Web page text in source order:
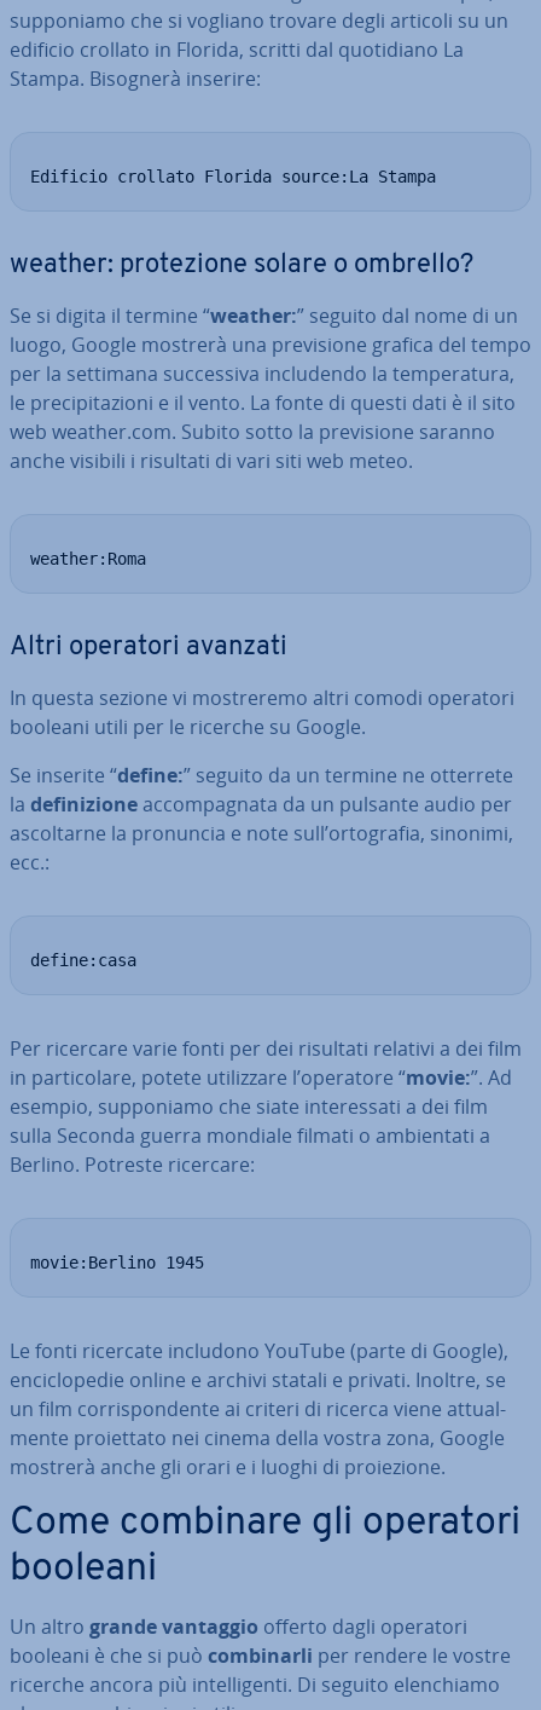
sup­po­nia­mo che si vogliano trovare degli articoli su un
edificio crollato in Florida, scritti dal quo­ti­dia­no La
Stampa. Bisognerà inserire:
Edificio crollato Florida source:La Stampa
weather: pro­te­zio­ne solare o ombrello?
Se si digita il termine “weather:” seguito dal nome di un
luogo, Google mostrerà una pre­vi­sio­ne grafica del tempo
per la settimana suc­ces­si­va in­clu­den­do la tem­pe­ra­tu­ra,
le pre­ci­pi­ta­zio­ni e il vento. La fonte di questi dati è il sito
web weather.com. Subito sotto la pre­vi­sio­ne saranno
anche visibili i risultati di vari siti web meteo.
weather:Roma
Altri operatori avanzati
In questa sezione vi mo­stre­re­mo altri comodi operatori
booleani utili per le ricerche su Google.
Se inserite “define:” seguito da un termine ne otterrete
la de­fi­ni­zio­neac­com­pa­gna­ta da un pulsante audio per
ascol­tar­ne la pronuncia e note sull’or­to­gra­fia, sinonimi,
ecc.:
define:casa
Per ricercare varie fonti per dei risultati relativi a dei film
in par­ti­co­la­re, potete uti­liz­za­re l’operatore “movie:”. Ad
esempio, sup­po­nia­mo che siate in­te­res­sa­ti a dei film
sulla Seconda guerra mondiale filmati o am­bien­ta­ti a
Berlino. Potreste ricercare:
movie:Berlino 1945
Le fonti ricercate includono YouTube (parte di Google),
en­ci­clo­pe­die online e archivi statali e privati. Inoltre, se
un film cor­ri­spon­den­te ai criteri di ricerca viene at­tual­
men­te pro­iet­ta­to nei cinema della vostra zona, Google
mostrerà anche gli orari e i luoghi di pro­ie­zio­ne.
Come combinare gli operatori
booleani
Un altro grande vantaggio offerto dagli operatori
booleani è che si può com­bi­nar­li per rendere le vostre
ricerche ancora più in­tel­li­gen­ti. Di seguito elen­chia­mo